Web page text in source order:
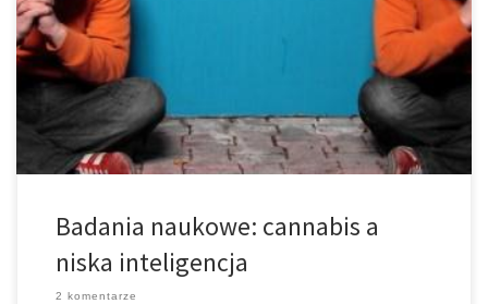
& Moffitt, T. E. (2017). Associations between Adolescent Cannabis
Use and Neuropsychological Decline: A Longitudinal Co-Twin
Control Study. Addiction, doi: 10.1111/add.13946. nie ustalono
żadnych strat umysłowych spowodowanych przez rozpoczęcie
spożywania cannabisu […]
Badania naukowe: cannabis a
niska inteligencja
2 komentarze